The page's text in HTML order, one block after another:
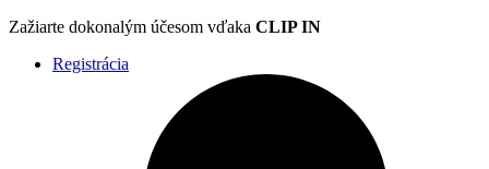
Zažiarte dokonalým účesom vďaka CLIP IN
Registrácia